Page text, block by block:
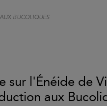
BUCOLIQUES
sur l'Énéide de
aux